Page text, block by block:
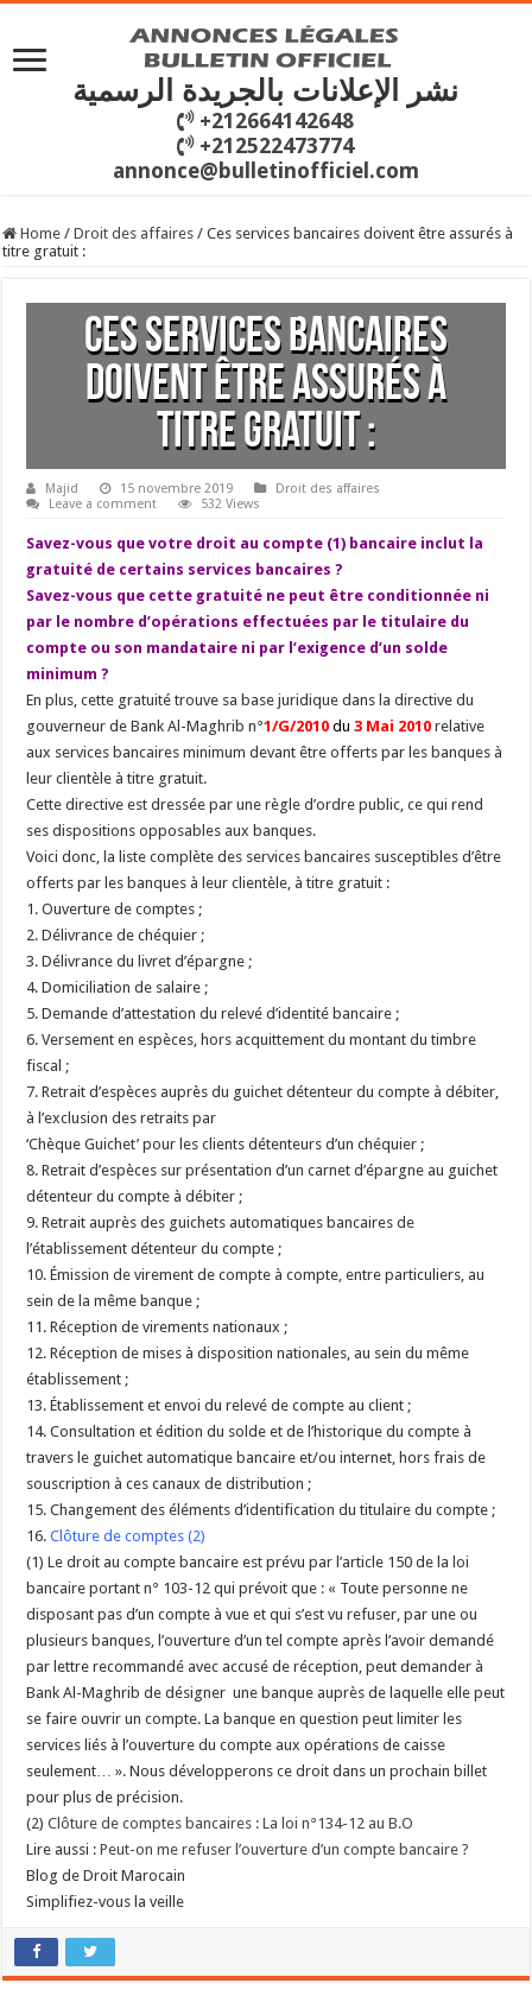
نشر الإعلانات بالجريدة الرسمية
+212664142648
+212522473774
annonce@bulletinofficiel.com
Home / Droit des affaires / Ces services bancaires doivent être assurés à
titre gratuit :
Ces services bancaires
doivent être assurés à
titre gratuit :
Majid 15 novembre 2019
Droit des affaires
Leave a comment
532 Views
Savez-vous que votre droit au compte (1) bancaire inclut la
gratuité de certains services bancaires ?
Savez-vous que cette gratuité ne peut être conditionnée ni
par le nombre d’opérations effectuées par le titulaire du
compte ou son mandataire ni par l’exigence d’un solde
minimum ?
En plus, cette gratuité trouve sa base juridique dans la directive du
gouverneur de Bank Al-Maghrib n°1/G/2010 du3 Mai 2010 relative
aux services bancaires minimum devant être offerts par les banques à
leur clientèle à titre gratuit.
Cette directive est dressée par une règle d’ordre public, ce qui rend
ses dispositions opposables aux banques.
Voici donc, la liste complète des services bancaires susceptibles d’être
offerts par les banques à leur clientèle, à titre gratuit :
1. Ouverture de comptes ;
2. Délivrance de chéquier ;
3. Délivrance du livret d’épargne ;
4. Domiciliation de salaire ;
5. Demande d’attestation du relevé d’identité bancaire ;
6. Versement en espèces, hors acquittement du montant du timbre
fiscal ;
7. Retrait d’espèces auprès du guichet détenteur du compte à débiter,
à l’exclusion des retraits par
‘Chèque Guichet’ pour les clients détenteurs d’un chéquier ;
8. Retrait d’espèces sur présentation d’un carnet d’épargne au guichet
détenteur du compte à débiter ;
9. Retrait auprès des guichets automatiques bancaires de
l’établissement détenteur du compte ;
10. Émission de virement de compte à compte, entre particuliers, au
sein de la même banque ;
11. Réception de virements nationaux ;
12. Réception de mises à disposition nationales, au sein du même
établissement ;
13. Établissement et envoi du relevé de compte au client ;
14. Consultation et édition du solde et de l’historique du compte à
travers le guichet automatique bancaire et/ou internet, hors frais de
souscription à ces canaux de distribution ;
15. Changement des éléments d’identification du titulaire du compte ;
16.Clôture de comptes (2)
(1) Le droit au compte bancaire est prévu par l’article 150 de la loi
bancaire portant n° 103-12 qui prévoit que : « Toute personne ne
disposant pas d’un compte à vue et qui s’est vu refuser, par une ou
plusieurs banques, l’ouverture d’un tel compte après l’avoir demandé
par lettre recommandé avec accusé de réception, peut demander à
Bank Al-Maghrib de désigner une banque auprès de laquelle elle peut
se faire ouvrir un compte. La banque en question peut limiter les
services liés à l’ouverture du compte aux opérations de caisse
seulement… ». Nous développerons ce droit dans un prochain billet
pour plus de précision.
(2)Clôture de comptes bancaires : La loi n°134-12 au B.O
Lire aussi :Peut-on me refuser l’ouverture d’un compte bancaire ?
Blog de Droit Marocain
Simplifiez-vous la veille